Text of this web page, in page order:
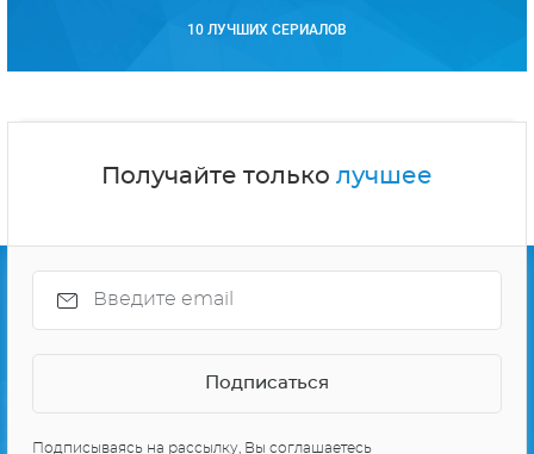
10 ЛУЧШИХ СЕРИАЛОВ
Получайте только лучшее
Подписываясь на рассылку, Вы соглашаетесь